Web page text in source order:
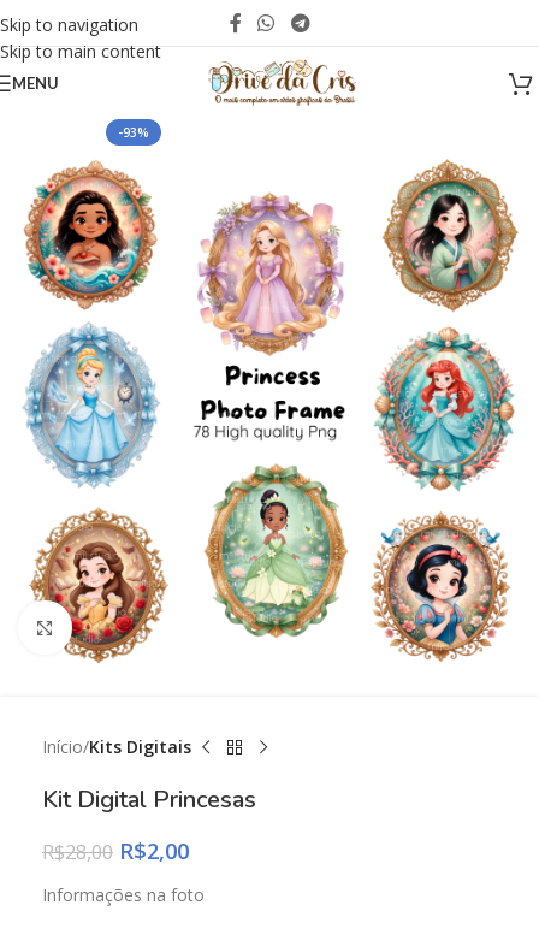
Skip to navigation
Skip to main content
MENU
-93%
Click to enlarge
Início Kits Digitais
Kit Digital Princesas
R$28,00 R$2,00
Informações na foto